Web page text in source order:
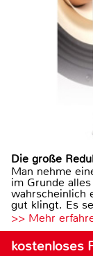
Die große
Man nehme
im Grunde
wahrscheinlich
gut klingt. Es
>> Mehr
kostenloses